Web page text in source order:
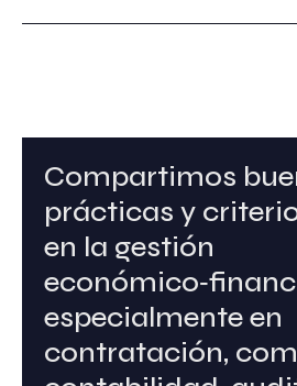
Compartimos
prácticas y
en la gestión
especialmente en
contratación,